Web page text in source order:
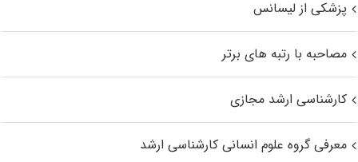
پزشکی از لیسانس
مصاحبه با رتبه های برتر
کارشناسی ارشد مجازی
معرفی گروه علوم انسانی کارشناسی ارشد